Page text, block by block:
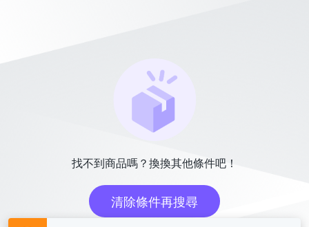
找不到商品嗎？換換其他條件吧！
清除條件再搜尋